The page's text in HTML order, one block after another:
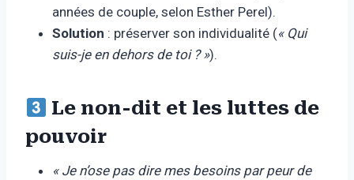
années de couple, selon Esther Perel).
Solution : préserver son individualité (« Qui
suis-je en dehors de toi ? »).
Le non-dit et les luttes de
pouvoir
« Je n’ose pas dire mes besoins par peur de